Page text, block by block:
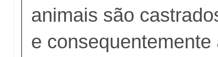
animais são
e